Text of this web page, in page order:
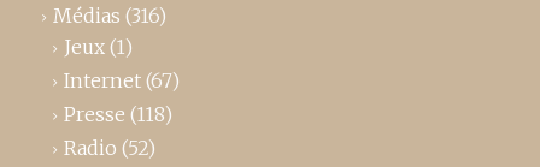
Médias (316)
Jeux (1)
Internet (67)
Presse (118)
Radio (52)